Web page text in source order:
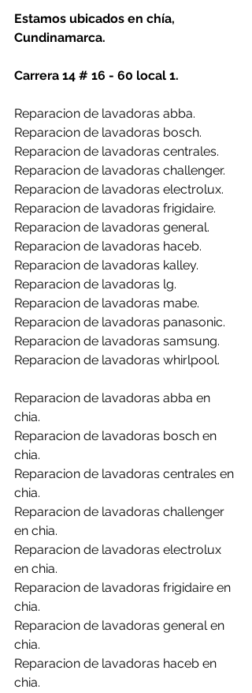
Estamos ubicados en chía,
Cundinamarca.
Carrera 14 # 16 - 60 local 1.
Reparacion de lavadoras abba.
Reparacion de lavadoras bosch.
Reparacion de lavadoras centrales.
Reparacion de lavadoras challenger.
Reparacion de lavadoras electrolux.
Reparacion de lavadoras frigidaire.
Reparacion de lavadoras general.
Reparacion de lavadoras haceb.
Reparacion de lavadoras kalley.
Reparacion de lavadoras lg.
Reparacion de lavadoras mabe.
Reparacion de lavadoras panasonic.
Reparacion de lavadoras samsung.
Reparacion de lavadoras whirlpool.
Reparacion de lavadoras abba en
chia.
Reparacion de lavadoras bosch en
chia.
Reparacion de lavadoras centrales en
chia.
Reparacion de lavadoras challenger
en chia.
Reparacion de lavadoras electrolux
en chia.
Reparacion de lavadoras frigidaire en
chia.
Reparacion de lavadoras general en
chia.
Reparacion de lavadoras haceb en
chia.